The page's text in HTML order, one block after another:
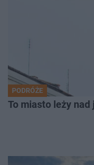
PODRÓŻE
To miasto leży